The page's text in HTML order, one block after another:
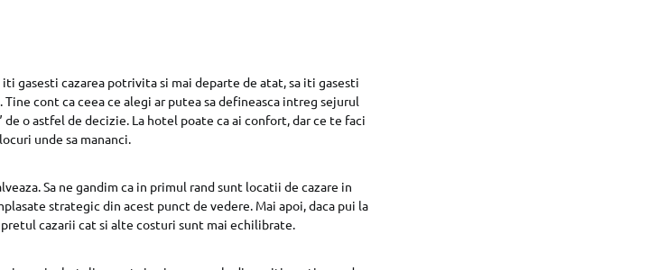
gasesti cazarea potrivita si mai departe de atat, sa iti gasesti
cont ca ceea ce alegi ar putea sa defineasca intreg sejurul
de o astfel de decizie. La hotel poate ca ai confort, dar ce te faci
unde sa mananci.
Sa ne gandim ca in primul rand sunt locatii de cazare in
strategic din acest punct de vedere. Mai apoi, daca pui la
cazarii cat si alte costuri sunt mai echilibrate.